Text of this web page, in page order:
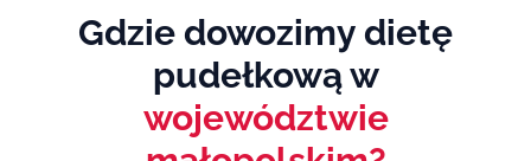
Gdzie dowozimy dietę
pudełkową w
województwie